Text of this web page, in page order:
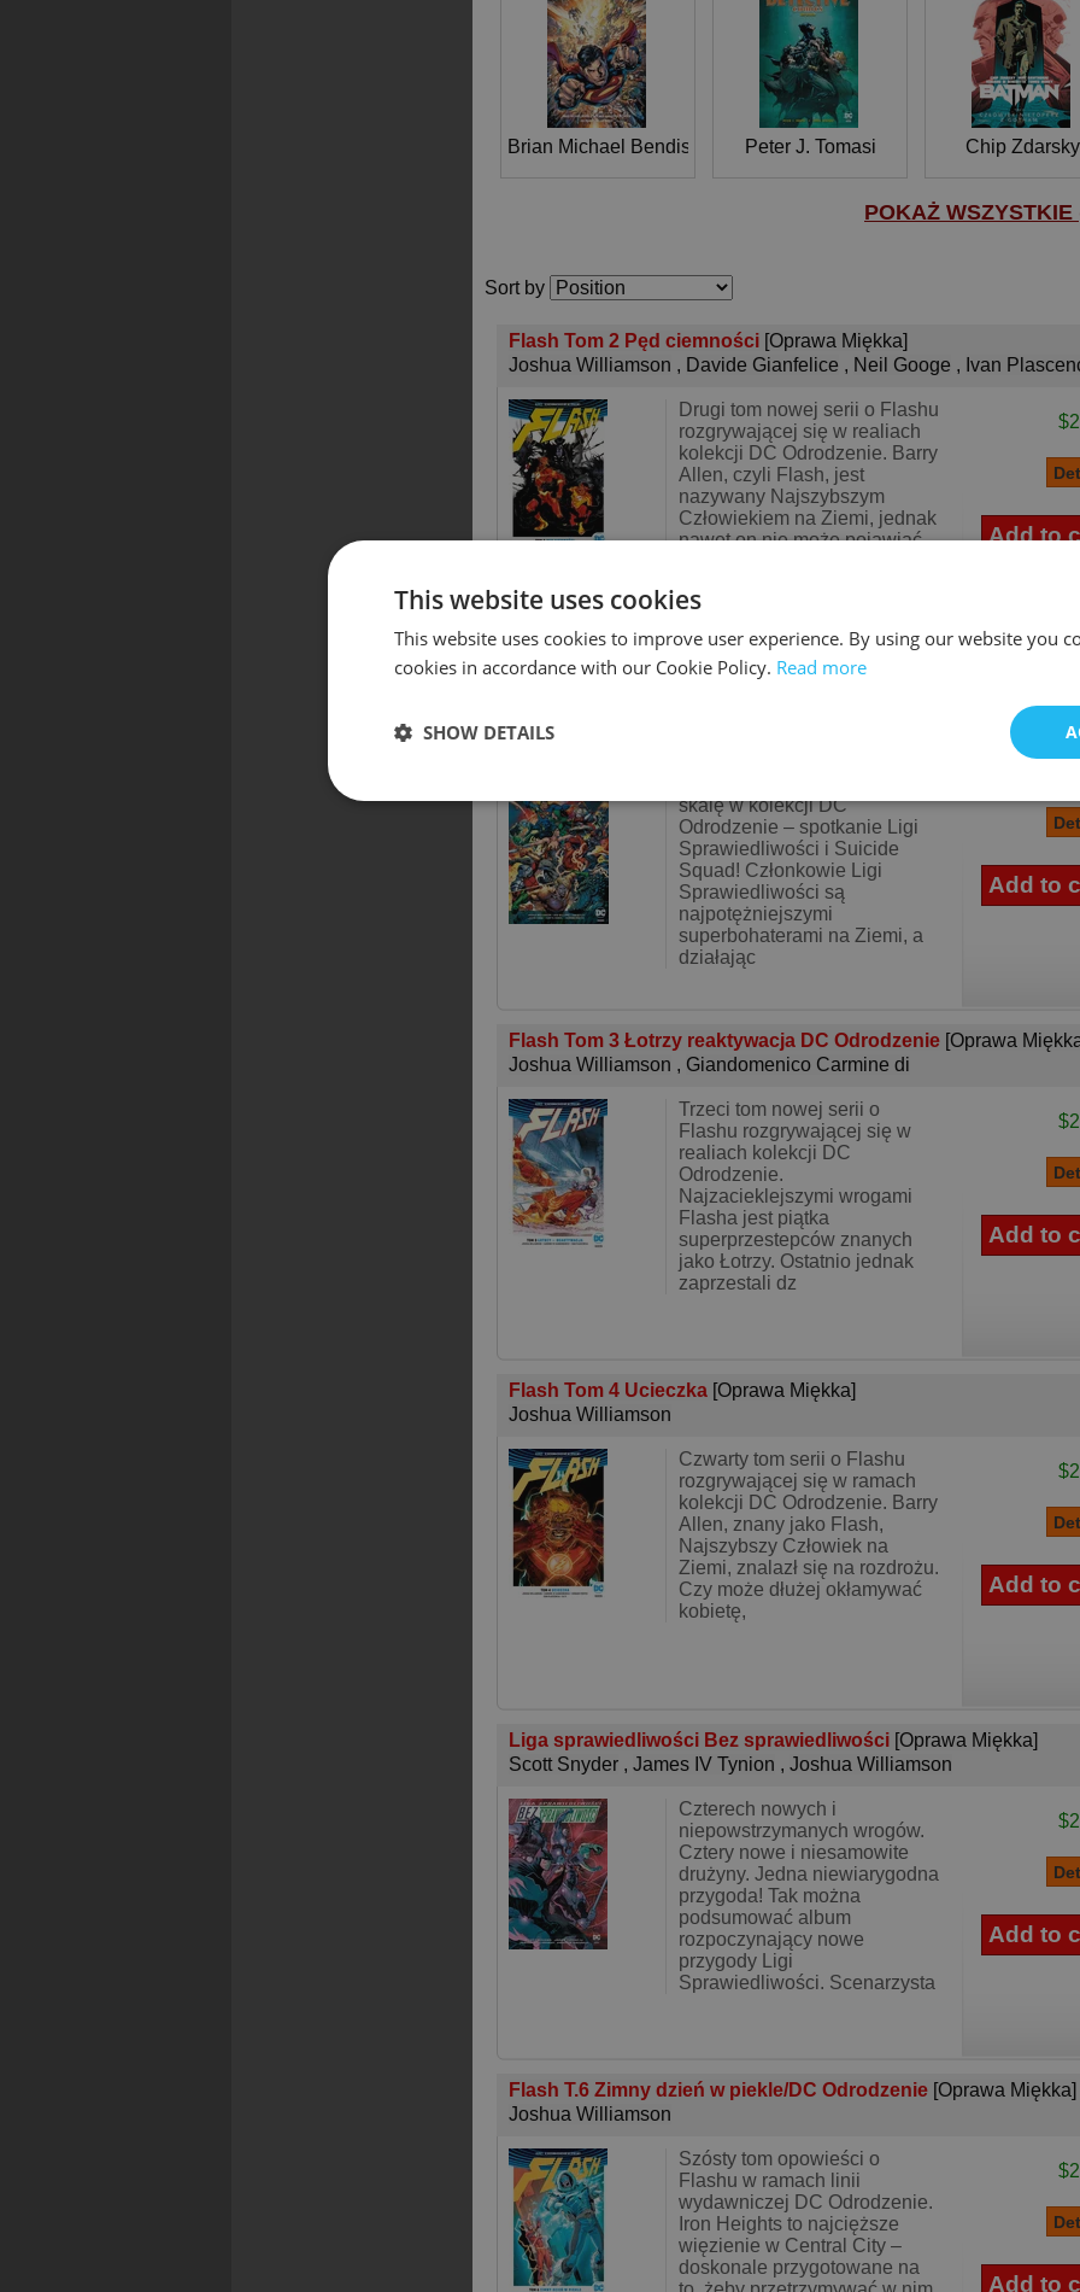
Brian Michael Bendis Peter J. Tomasi Chip Zdarsky
POKAŻ WSZYSTKIE
Sort by
Flash Tom 2 Pęd ciemności [Oprawa Miękka]
Joshua Williamson , Davide Gianfelice , Neil Googe , Ivan
Drugi tom nowej serii o Flashu
rozgrywającej się w realiach
kolekcji DC Odrodzenie. Barry
Allen, czyli Flash, jest
nazywany Najszybszym
Człowiekiem na Ziemi, jednak
nawet on nie może pojawiać
Jason Fabok
S.Daniel
skalę w kolekcji DC
Odrodzenie – spotkanie Ligi
Sprawiedliwości i Suicide
Squad! Członkowie Ligi
Sprawiedliwości są
najpotężniejszymi
superbohaterami na Ziemi, a
działając
Flash Tom 3 Łotrzy reaktywacja DC Odrodzenie [Oprawa
Joshua Williamson , Giandomenico Carmine di
Trzeci tom nowej serii o
Flashu rozgrywającej się w
realiach kolekcji DC
Odrodzenie.
Najzacieklejszymi wrogami
Flasha jest piątka
superprzestepców znanych
jako Łotrzy. Ostatnio jednak
zaprzestali dz
Flash Tom 4 Ucieczka [Oprawa Miękka]
Joshua Williamson
Czwarty tom serii o Flashu
rozgrywającej się w ramach
kolekcji DC Odrodzenie. Barry
Allen, znany jako Flash,
Najszybszy Człowiek na
Ziemi, znalazł się na rozdrożu.
Czy może dłużej okłamywać
kobietę,
Liga sprawiedliwości Bez sprawiedliwości [Oprawa Miękka]
Scott Snyder , James IV Tynion , Joshua Williamson
Czterech nowych i
niepowstrzymanych wrogów.
Cztery nowe i niesamowite
drużyny. Jedna niewiarygodna
przygoda! Tak można
podsumować album
rozpoczynający nowe
przygody Ligi
Sprawiedliwości. Scenarzysta
Flash T.6 Zimny dzień w piekle/DC Odrodzenie [Oprawa Miękka]
Joshua Williamson
Szósty tom opowieści o
Flashu w ramach linii
wydawniczej DC Odrodzenie.
Iron Heights to najcięższe
więzienie w Central City –
doskonale przygotowane na
This website uses cookies
This website uses cookies to improve user experience. By using our website you
cookies in accordance with our Cookie Policy. Read more
SHOW DETAILS